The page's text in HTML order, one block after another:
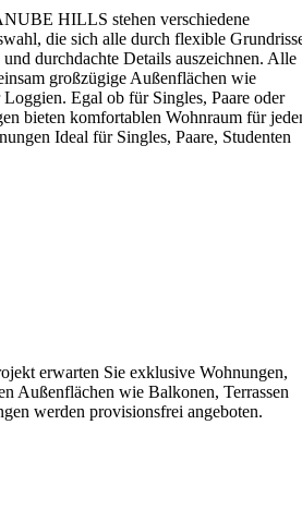
HILLS stehen verschiedene
die sich alle durch flexible
durchdachte Details auszeichnen. Alle
großzügige Außenflächen wie
Egal ob für Singles, Paare oder
bieten komfortablen Wohnraum für
Ideal für Singles, Paare, Studenten
erwarten Sie exklusive Wohnungen,
Außenflächen wie Balkonen, Terrassen
werden provisionsfrei angeboten.